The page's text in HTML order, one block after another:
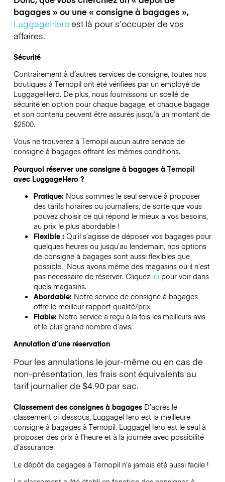
bagages » ou une « consigne à bagages »,
LuggageHeroest là pour s’occuper de vos
affaires.
Sécurité
Contrairement à d’autres services de consigne,toutes nos
boutiques à Ternopilont été vérifiées par un employé de
LuggageHero. De plus, nous fournissons un scellé de
sécurité en option pour chaque bagage, et chaque bagage
et son contenu peuvent être assurés jusqu’à un montant de
$2500.
Vous ne trouverez à Ternopilaucun autre service de
consigne à bagages offrant les mêmes conditions.
Pourquoi réserver une consigne à bagages à Ternopil
avec LuggageHero ?
Pratique: Nous sommes le seul service à proposer
des tarifs horaires ou journaliers, de sorte que vous
pouvez choisir ce qui répond le mieux à vos besoins,
au prix le plus abordable !
Flexible : Qu’il s’agisse de déposer vos bagages pour
quelques heures ou jusqu’au lendemain, nos options
de consigne à bagages sont aussi flexibles que
possible. Nous avons même des magasins où il n’est
pas nécessaire de réserver. Cliquez icipour voir dans
quels magasins.
Abordable: Notre service de consigne à bagages
offre le meilleur rapport qualité/prix
Fiable: Notre service a reçu à la fois les meilleurs avis
et le plus grand nombre d’avis.
Annulation d’une réservation
Pour les annulations le jour-même ou en cas de
non-présentation, les frais sont équivalents au
tarif journalier de $4.90 par sac.
Classement des consignes à bagages D’après le
classement ci-dessous, LuggageHero est la meilleure
consigne à bagages à Ternopil. LuggageHero est le seul à
proposer des prix à l’heure et à la journée avec possibilité
d’assurance.
Le dépôt de bagages à Ternopiln’a jamais été aussi facile !